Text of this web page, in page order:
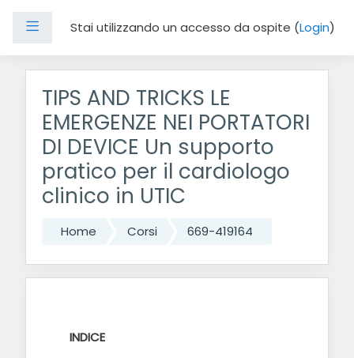
Pannello laterale
Stai utilizzando un accesso da ospite (Login)
TIPS AND TRICKS LE
EMERGENZE NEI PORTATORI
DI DEVICE Un supporto
pratico per il cardiologo
clinico in UTIC
Home Corsi 669-419164
INTRODUZIONE
INDICE